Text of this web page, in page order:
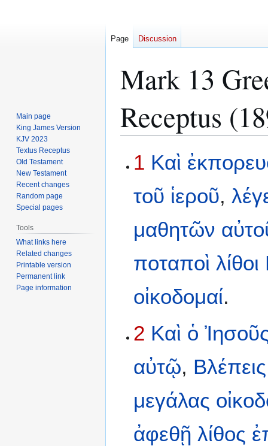
Mark 13
Receptus
toto
1 Καὶ
τοῦ ἱεροῦ,
μαθητῶν
ποταποὶ λίθοι
οἰκοδομαί.
2 Καὶ ὁ
αὐτῷ, Βλέπεις
μεγάλας
ἀφεθῇ λίθος
Page Discussion
Main page
King James Version
KJV 2023
Textus Receptus
Old Testament
New Testament
Recent changes
Random page
Special pages
Tools
What links here
Related changes
Printable version
Permanent link
Page information